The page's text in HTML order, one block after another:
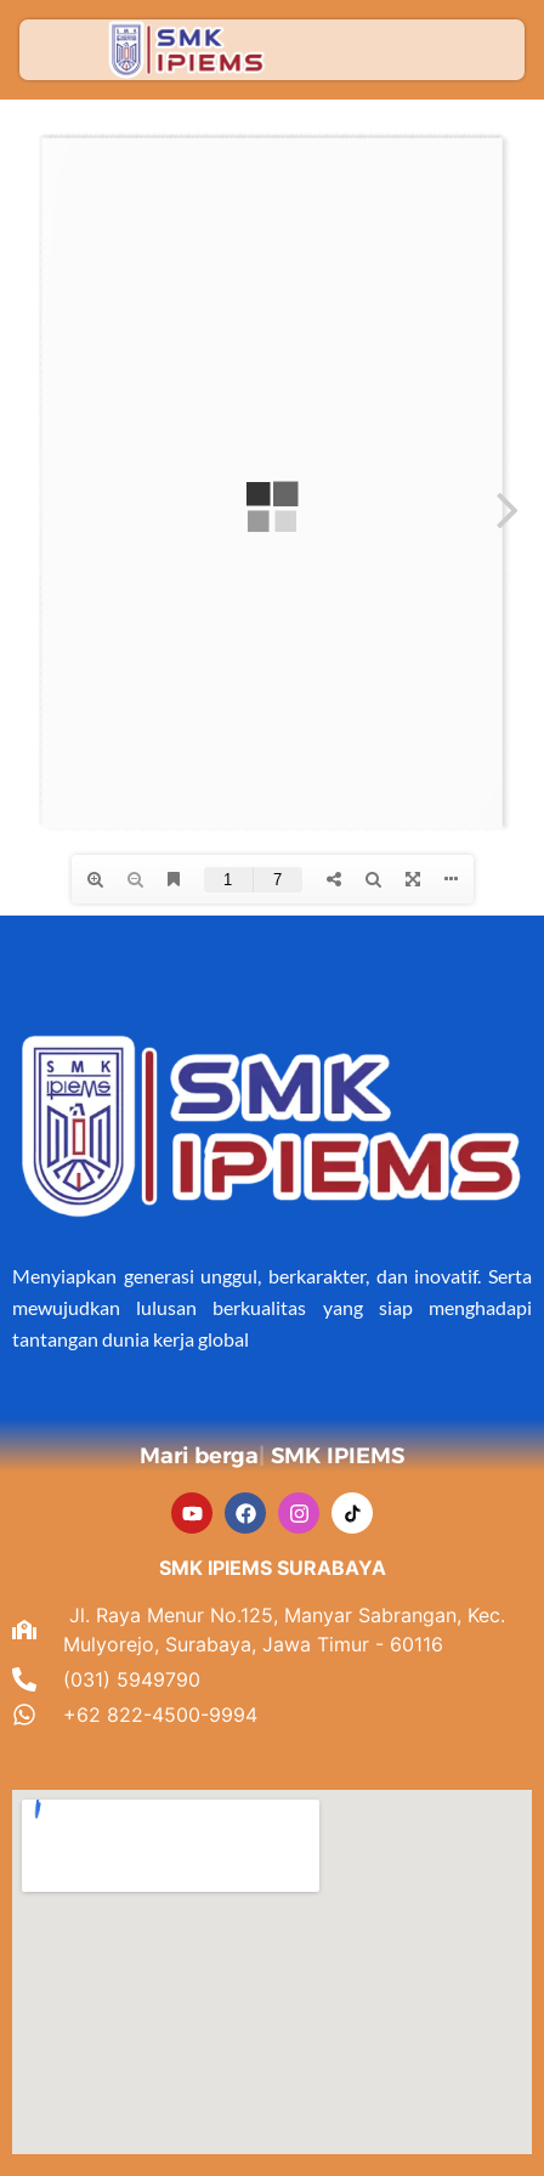
Menyiapkan generasi unggul, berkarakter, dan inovatif. Serta
mewujudkan lulusan berkualitas yang siap menghadapi
tantangan dunia kerja global
Ma SMK IPIEMS
SMK IPIEMS SURABAYA
Jl. Raya Menur No.125, Manyar Sabrangan, Kec.
Mulyorejo, Surabaya, Jawa Timur - 60116
(031) 5949790
+62 822-4500-9994